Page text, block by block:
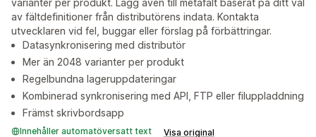
varianter per produkt. Lägg även till metafält baserat på ditt val
av fältdefinitioner från distributörens indata. Kontakta
utvecklaren vid fel, buggar eller förslag på förbättringar.
Datasynkronisering med distributör
Mer än 2048 varianter per produkt
Regelbundna lageruppdateringar
Kombinerad synkronisering med API, FTP eller filuppladdning
Främst skrivbordsapp
Innehåller automatöversatt text Visa original